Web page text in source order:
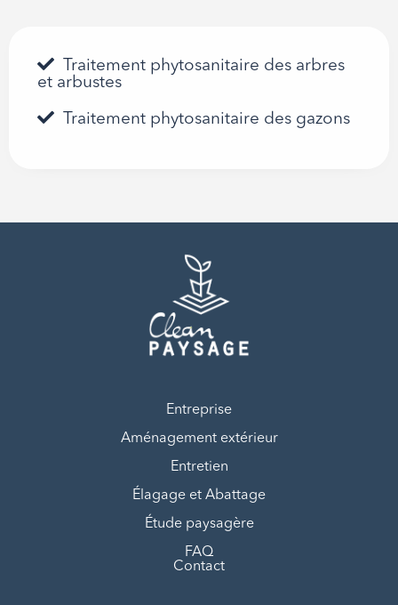
Traitement phytosanitaire des arbres
et arbustes
Traitement phytosanitaire des gazons
Entreprise
Aménagement extérieur
Entretien
Élagage et Abattage
Étude paysagère
FAQ
Contact